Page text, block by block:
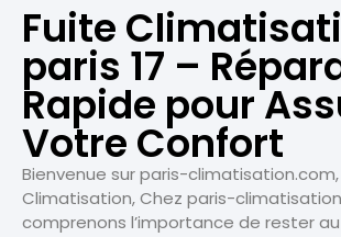
Fuite
paris 17 –
Rapide pour
Votre Confort
Bienvenue sur paris-
Climatisation, Chez paris-
comprenons l’importance de rester